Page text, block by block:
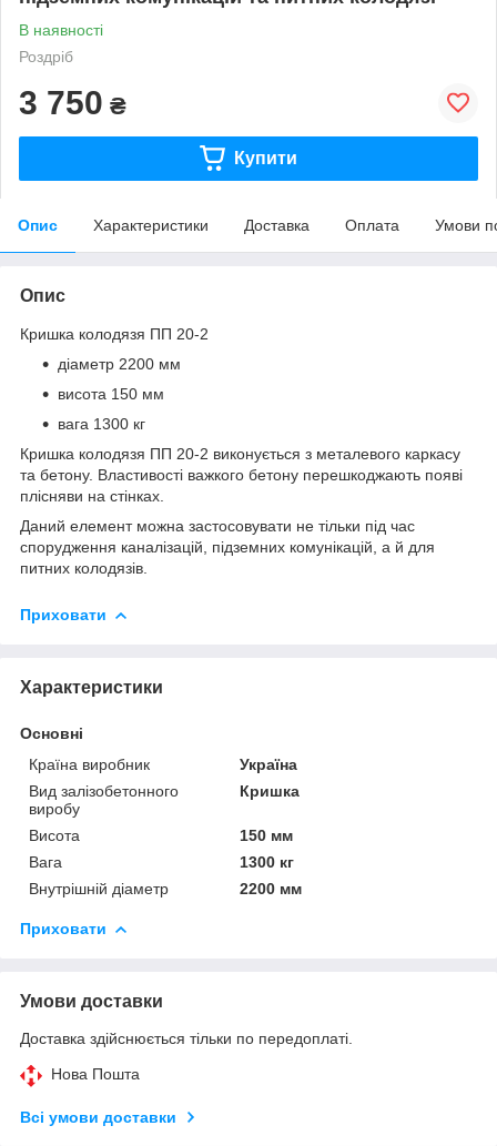
В наявності
Роздріб
3 750 ₴
Купити
Опис Характеристики Доставка Оплата Умови
Опис
Кришка колодязя ПП 20-2
діаметр 2200 мм
висота 150 мм
вага 1300 кг
Кришка колодязя ПП 20-2 виконується з металевого каркасу
та бетону. Властивості важкого бетону перешкоджають появі
плісняви ​​на стінках.
Даний елемент можна застосовувати не тільки під час
спорудження каналізацій, підземних комунікацій, а й для
питних колодязів.
Приховати
Характеристики
Основні
Країна виробник
Україна
Вид залізобетонного
виробу
Кришка
Висота
150 мм
Вага
1300 кг
Внутрішній діаметр
2200 мм
Приховати
Умови доставки
Доставка здійснюється тільки по передоплаті.
Нова Пошта
Всі умови доставки